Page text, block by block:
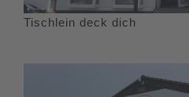
Tischlein deck dich